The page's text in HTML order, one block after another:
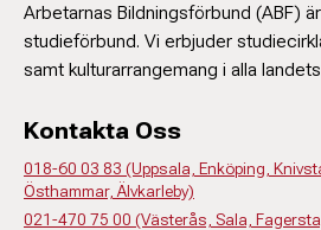
Arbetarnas Bildningsförbund (ABF)
studieförbund. Vi erbjuder
samt kulturarrangemang i alla
Kontakta Oss
018-60 03 83 (Uppsala, Enköping,
Östhammar, Älvkarleby)
021-470 75 00 (Västerås, Sala,